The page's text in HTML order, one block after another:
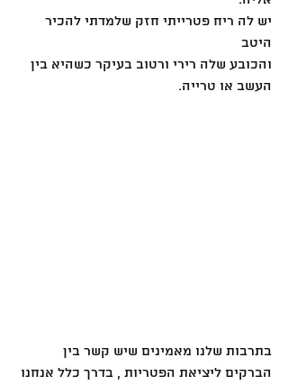
יש לה ריח פטרייתי חזק שלמדתי להכיר
היטב
והכובע שלה רירי ורטוב בעיקר כשהיא בין
העשב או טרייה.
בתרבות שלנו מאמינים שיש קשר בין
הברקים ליציאת הפטריות , בדרך כלל אנחנו